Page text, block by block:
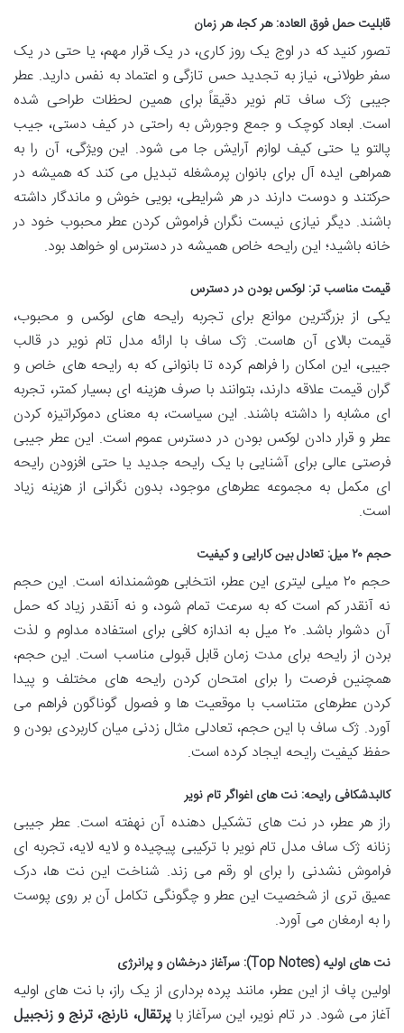
قابلیت حمل فوق العاده: هر کجا، هر زمان
تصور کنید که در اوج یک روز کاری، در یک قرار مهم، یا حتی در یک
سفر طولانی، نیاز به تجدید حس تازگی و اعتماد به نفس دارید. عطر
جیبی ژک ساف تام نویر دقیقاً برای همین لحظات طراحی شده
است. ابعاد کوچک و جمع وجورش به راحتی در کیف دستی، جیب
پالتو یا حتی کیف لوازم آرایش جا می شود. این ویژگی، آن را به
همراهی ایده آل برای بانوان پرمشغله تبدیل می کند که همیشه در
حرکتند و دوست دارند در هر شرایطی، بویی خوش و ماندگار داشته
باشند. دیگر نیازی نیست نگران فراموش کردن عطر محبوب خود در
خانه باشید؛ این رایحه خاص همیشه در دسترس او خواهد بود.
قیمت مناسب تر: لوکس بودن در دسترس
یکی از بزرگترین موانع برای تجربه رایحه های لوکس و محبوب،
قیمت بالای آن هاست. ژک ساف با ارائه مدل تام نویر در قالب
جیبی، این امکان را فراهم کرده تا بانوانی که به رایحه های خاص و
گران قیمت علاقه دارند، بتوانند با صرف هزینه ای بسیار کمتر، تجربه
ای مشابه را داشته باشند. این سیاست، به معنای دموکراتیزه کردن
عطر و قرار دادن لوکس بودن در دسترس عموم است. این عطر جیبی
فرصتی عالی برای آشنایی با یک رایحه جدید یا حتی افزودن رایحه
ای مکمل به مجموعه عطرهای موجود، بدون نگرانی از هزینه زیاد
است.
حجم ۲۰ میل: تعادل بین کارایی و کیفیت
حجم ۲۰ میلی لیتری این عطر، انتخابی هوشمندانه است. این حجم
نه آنقدر کم است که به سرعت تمام شود، و نه آنقدر زیاد که حمل
آن دشوار باشد. ۲۰ میل به اندازه کافی برای استفاده مداوم و لذت
بردن از رایحه برای مدت زمان قابل قبولی مناسب است. این حجم،
همچنین فرصت را برای امتحان کردن رایحه های مختلف و پیدا
کردن عطرهای متناسب با موقعیت ها و فصول گوناگون فراهم می
آورد. ژک ساف با این حجم، تعادلی مثال زدنی میان کاربردی بودن و
حفظ کیفیت رایحه ایجاد کرده است.
کالبدشکافی رایحه: نت های اغواگر تام نویر
راز هر عطر، در نت های تشکیل دهنده آن نهفته است. عطر جیبی
زنانه ژک ساف مدل تام نویر با ترکیبی پیچیده و لایه لایه، تجربه ای
فراموش نشدنی را برای او رقم می زند. شناخت این نت ها، درک
عمیق تری از شخصیت این عطر و چگونگی تکامل آن بر روی پوست
را به ارمغان می آورد.
نت های اولیه (Top Notes): سرآغاز درخشان و پرانرژی
اولین پاف از این عطر، مانند پرده برداری از یک راز، با نت های اولیه
آغاز می شود. در تام نویر، این سرآغاز باپرتقال، نارنج، ترنج و زنجبیل